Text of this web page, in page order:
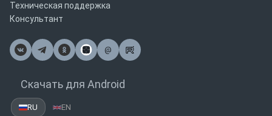
Техническая поддержка
Консультант
@
Почта
Скачать для Android
RU EN